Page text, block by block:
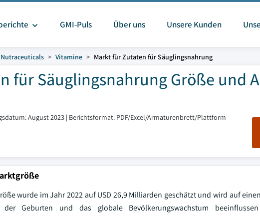
GMI-Puls Über uns Unsere Kunden
Nutraceuticals Vitamine Markt für Zutaten für Säuglingsnahrung
für Säuglingsnahrung Größe und
August 2023 | Berichtsformat: PDF/Excel/Armaturenbrett/Plattform
wurde im Jahr 2022 auf USD 26,9 Milliarden geschätzt und wird auf
Geburten und das globale Bevölkerungswachstum